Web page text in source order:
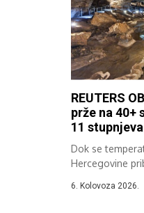
REUTERS
prže na 40+
11
Dok se
Hercegovine
6. Kolovoza 2026.